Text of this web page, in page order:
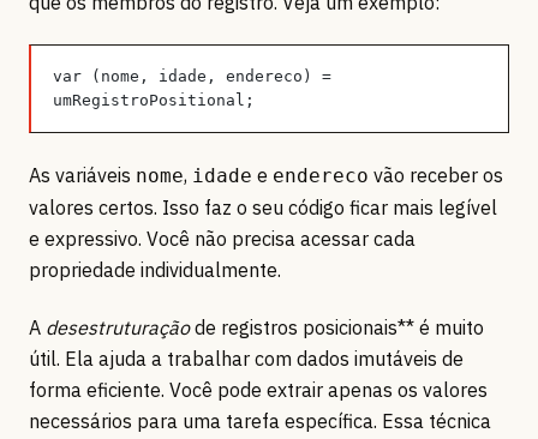
var (nome, idade, endereco) =
umRegistroPositional;
As variáveis nome, idade e endereco vão receber os
valores certos. Isso faz o seu código ficar mais legível
e expressivo. Você não precisa acessar cada
propriedade individualmente.
A desestruturaçãode registros posicionais** é muito
útil. Ela ajuda a trabalhar com dados imutáveis de
forma eficiente. Você pode extrair apenas os valores
necessários para uma tarefa específica. Essa técnica